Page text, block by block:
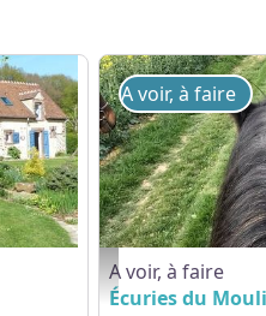
CdCTP-Manou-
A voir, à faire
A voir, à faire
Écuries du